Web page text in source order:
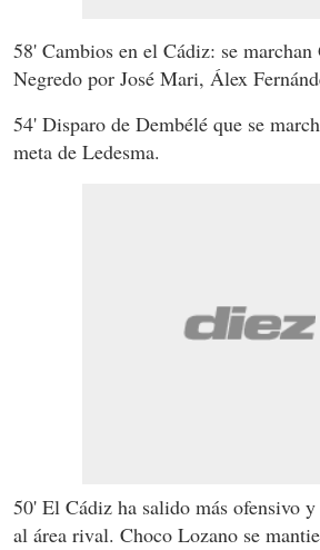
58' Cambios en el Cádiz: se
Negredo por José Mari, Álex
54' Disparo de Dembélé que se
meta de Ledesma.
50' El Cádiz ha salido más ofensivo y
al área rival. Choco Lozano se